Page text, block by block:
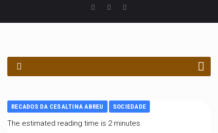
RECADOS DA CESALTINA ABREU SOCIEDADE
The estimated reading time is 2 minutes